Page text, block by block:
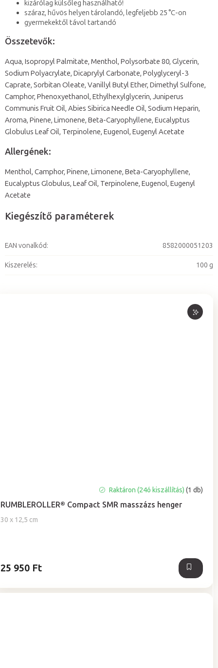
RUMBLEROLLER® Compact SMR masszázs henger
30 x 12,5 cm
Raktáron (24ó kiszállítás) (1 db)
25 950 Ft
kizárólag külsőleg használható!
száraz, hűvös helyen tárolandó, legfeljebb 25 °C-on
gyermekektől távol tartandó
Összetevők:
Aqua, Isopropyl Palmitate, Menthol, Polysorbate 80, Glycerin,
Sodium Polyacrylate, Dicaprylyl Carbonate, Polyglyceryl-3
Caprate, Sorbitan Oleate, Vanillyl Butyl Ether, Dimethyl Sulfone,
Camphor, Phenoxyethanol, Ethylhexylglycerin, Juniperus
Communis Fruit Oil, Abies Sibirica Needle Oil, Sodium Heparin,
Aroma, Pinene, Limonene, Beta-Caryophyllene, Eucalyptus
Globulus Leaf Oil, Terpinolene, Eugenol, Eugenyl Acetate
Allergének:
Menthol, Camphor, Pinene, Limonene, Beta-Caryophyllene,
Eucalyptus Globulus, Leaf Oil, Terpinolene, Eugenol, Eugenyl
Acetate
Kiegészítő paraméterek
EAN vonalkód: 8582000051203
Kiszerelés: 100 g